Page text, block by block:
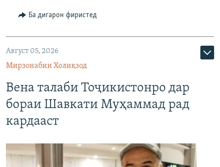
Ба дигарон фиристед
Август 05, 2026
Мирзонабии Холиқзод
Вена талаби Тоҷикистонро дар
бораи Шавкати Муҳаммад рад
кардааст